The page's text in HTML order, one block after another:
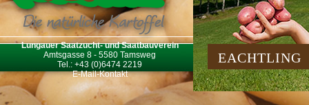
Lungauer Saatzucht- und Saatbauverein
Amtsgasse 8 - 5580 Tamsweg
Tel.: +43 (0)6474 2219
E-Mail-Kontakt
EACHTLING